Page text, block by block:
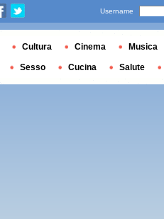
Username
Cultura Cinema Musica
Sesso Cucina Salute